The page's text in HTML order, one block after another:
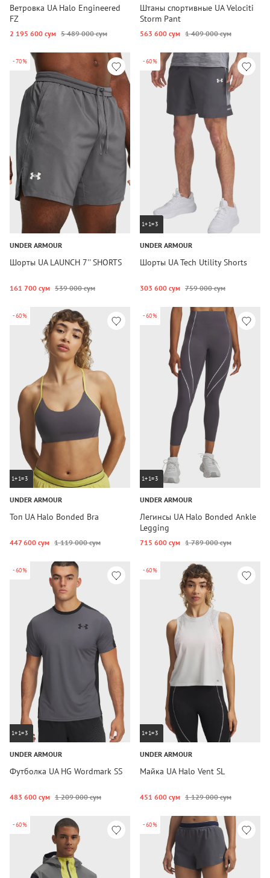
Ветровка UA Halo Engineered
FZ
2 195 600 сум 5 489 000 сум
Штаны спортивные UA Velociti
Storm Pant
563 600 сум 1 409 000 сум
-70%
UNDER ARMOUR
Шорты UA LAUNCH 7'' SHORTS
161 700 сум 539 000 сум
-60%
1+1=3
UNDER ARMOUR
Шорты UA Tech Utility Shorts
303 600 сум 759 000 сум
-60%
1+1=3
UNDER ARMOUR
Топ UA Halo Bonded Bra
447 600 сум 1 119 000 сум
-60%
1+1=3
UNDER ARMOUR
Легинсы UA Halo Bonded Ankle
Legging
715 600 сум 1 789 000 сум
-60%
1+1=3
UNDER ARMOUR
Футболка UA HG Wordmark SS
483 600 сум 1 209 000 сум
-60%
1+1=3
UNDER ARMOUR
Майка UA Halo Vent SL
451 600 сум 1 129 000 сум
-60% -60%